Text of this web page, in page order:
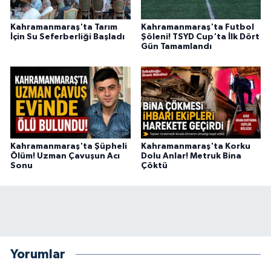
Kahramanmaraş'ta Tarım
İçin Su Seferberliği Başladı
Kahramanmaraş'ta Futbol
Şöleni! TSYD Cup'ta İlk Dört
Gün Tamamlandı
Kahramanmaraş'ta Şüpheli
Ölüm! Uzman Çavuşun Acı
Sonu
Kahramanmaraş'ta Korku
Dolu Anlar! Metruk Bina
Çöktü
Yorumlar